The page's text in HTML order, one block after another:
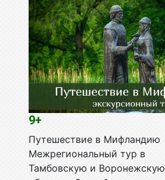
9+
Путешествие в Мифландию
Межрегиональный тур в
Тамбовскую и Воронежскую